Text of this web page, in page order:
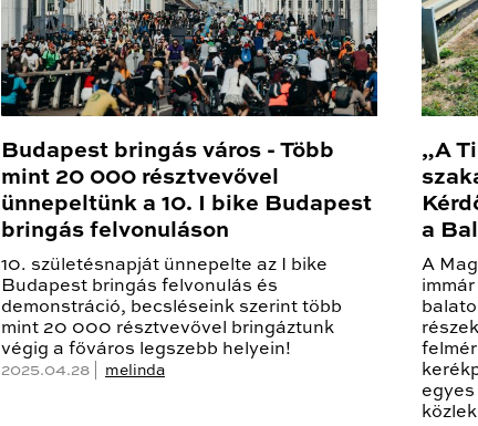
Budapest bringás város - Több
mint 20 000 résztvevővel
ünnepeltünk a 10. I bike Budapest
bringás felvonuláson
10. születésnapját ünnepelte az I bike
Budapest bringás felvonulás és
demonstráció, becsléseink szerint több
mint 20 000 résztvevővel bringáztunk
végig a főváros legszebb helyein!
2025.04.28 | melinda
„A
a
A